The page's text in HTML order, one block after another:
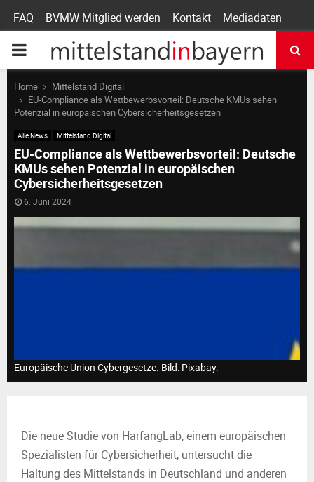
FAQ BVMW Mitglied werden Kontakt Mediadaten
P
R
M
A
Y
U
Home
Mittelstand Digital
EU-Compliance als Wettbewerbsvorteil: Deutsche KMUs sehen
Potenzial in europäischen Cybersicherheitsgesetzen
Alle News Mittelstand Digital
EU-Compliance als Wettbewerbsvorteil: Deutsche
KMUs sehen Potenzial in europäischen
Cybersicherheitsgesetzen
6. Juni 2024
Europäische Union Cybergesetze. Bild: Pixabay.
Die neue Studie von HarfangLab, einem europäischen
Spezialisten für Cybersicherheit, untersucht die
Haltung des Mittelstands in Deutschland und anderen